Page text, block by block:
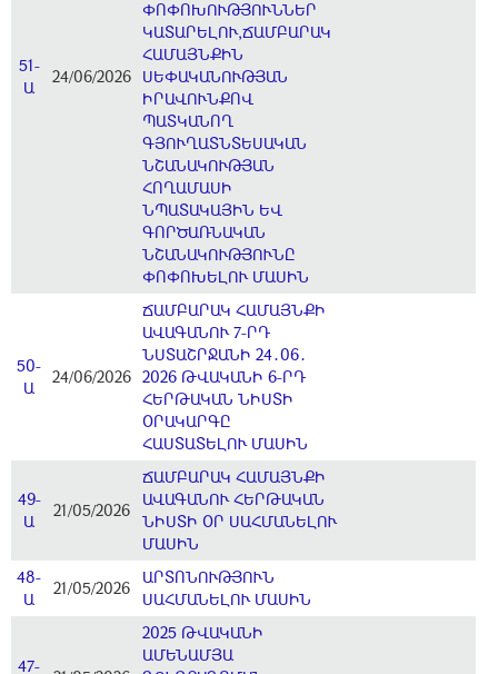
51-
Ա
24/06/2026
ՓՈՓՈԽՈՒԹՅՈՒՆՆԵՐ
ԿԱՏԱՐԵԼՈՒ,ՃԱՄԲԱՐԱԿ
ՀԱՄԱՅՆՔԻՆ
ՍԵՓԱԿԱՆՈՒԹՅԱՆ
ԻՐԱՎՈՒՆՔՈՎ
ՊԱՏԿԱՆՈՂ
ԳՅՈՒՂԱՏՆՏԵՍԱԿԱՆ
ՆՇԱՆԱԿՈՒԹՅԱՆ
ՀՈՂԱՄԱՍԻ
ՆՊԱՏԱԿԱՅԻՆ ԵՎ
ԳՈՐԾԱՌՆԱԿԱՆ
ՆՇԱՆԱԿՈՒԹՅՈՒՆԸ
ՓՈՓՈԽԵԼՈՒ ՄԱՍԻՆ
50-
Ա
24/06/2026
ՃԱՄԲԱՐԱԿ ՀԱՄԱՅՆՔԻ
ԱՎԱԳԱՆՈՒ 7-ՐԴ
ՆՍՏԱՇՐՋԱՆԻ 24․06․
2026 ԹՎԱԿԱՆԻ 6-ՐԴ
ՀԵՐԹԱԿԱՆ ՆԻՍՏԻ
ՕՐԱԿԱՐԳԸ
ՀԱՍՏԱՏԵԼՈՒ ՄԱՍԻՆ
49-
Ա
21/05/2026
ՃԱՄԲԱՐԱԿ ՀԱՄԱՅՆՔԻ
ԱՎԱԳԱՆՈՒ ՀԵՐԹԱԿԱՆ
ՆԻՍՏԻ ՕՐ ՍԱՀՄԱՆԵԼՈՒ
ՄԱՍԻՆ
48-
Ա
21/05/2026
ԱՐՏՈՆՈՒԹՅՈՒՆ
ՍԱՀՄԱՆԵԼՈՒ ՄԱՍԻՆ
47-
2025 ԹՎԱԿԱՆԻ
ԱՄԵՆԱՄՅԱ